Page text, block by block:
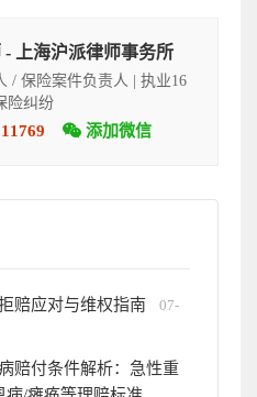
- 上海沪派律师事务所
/ 保险案件负责人 | 执业16
险纠纷
添加微信
赔应对与维权指南
07-
赔付条件解析：急性重